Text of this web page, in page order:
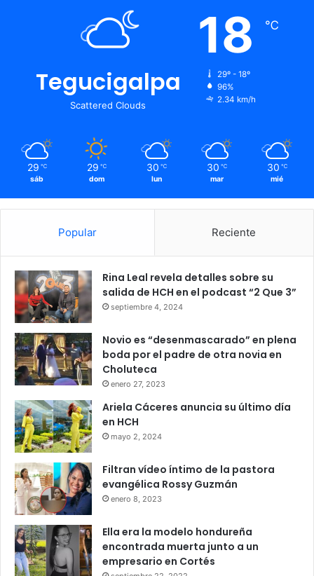
Tegucigalpa
Scattered Clouds
18 ℃
29º - 18º
96%
2.34 km/h
29 ℃
sáb
29 ℃
dom
30 ℃
lun
30 ℃
mar
30 ℃
mié
Popular Reciente
Rina Leal revela detalles sobre su
salida de HCH en el podcast “2 Que 3”
septiembre 4, 2024
Novio es “desenmascarado” en plena
boda por el padre de otra novia en
Choluteca
enero 27, 2023
Ariela Cáceres anuncia su último día
en HCH
mayo 2, 2024
Filtran vídeo íntimo de la pastora
evangélica Rossy Guzmán
enero 8, 2023
Ella era la modelo hondureña
encontrada muerta junto a un
empresario en Cortés